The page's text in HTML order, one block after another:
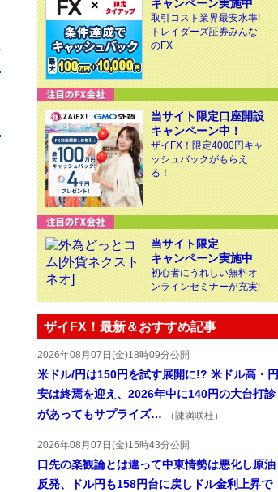
キャンペーン実施中
取引コスト業界最安水準!
トレイダーズ証券みんな
のFX
当サイト限定口座開設
キャンペーン中！
ザイFX！限定4000円キャ
ッシュバックがもらえ
る！
当サイト限定
キャンペーン実施中
初心者にうれしい無料オ
ンラインセミナーが充実!
ザイFX！最新＆おすすめ記事
2026年08月07日(金)18時09分公開
米ドル/円は150円を試す展開に!? 米ドル高・円
安は終焉を迎え、2026年中に140円の大台打診
があってもサプライズ…
（陳満咲杜）
2026年08月07日(金)15時43分公開
口先の楽観論とは違って中東情勢は悪化し原油
反発、ドル円も158円台に戻しドル金利上昇で